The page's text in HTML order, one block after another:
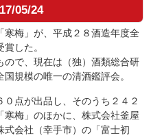
05/24
梅」が、平成２８酒造年度全
した。
で、現在は（独）酒類総合研
規模の唯一の清酒鑑評会。
点が出品し、そのうち２４２
寒梅」のほかに、株式会社釜屋
式会社（幸手市）の「富士初